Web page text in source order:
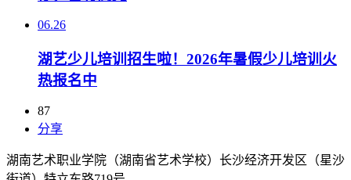
06.26
湖艺少儿培训招生啦！2026年暑假少儿培训火
热报名中
87
分享
湖南艺术职业学院（湖南省艺术学校）长沙经济开发区（星沙